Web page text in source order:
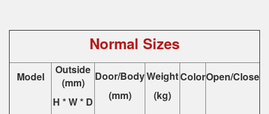
Normal Sizes
Model
Outside
(mm)
H * W * D
Door/Body
(mm)
Weight
(kg)
ColorOpen/Close